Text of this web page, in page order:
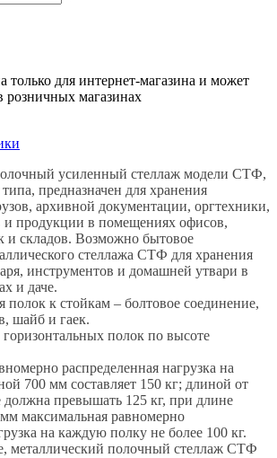
только для интернет-магазина и может
розничных магазинах
усиленный стеллаж модели СТФ,
предназначен для хранения
архивной документации, оргтехники,
и продукции в помещениях офисов,
и складов. Возможно бытовое
стеллажа СТФ для хранения
инструментов и домашней утвари в
и даче.
полок к стойкам – болтовое соединение,
шайб и гаек.
полок по высоте
распределенная нагрузка на
700 мм составляет 150 кг; длиной от
превышать 125 кг, при длине
максимальная равномерно
на каждую полку не более 100 кг.
металлический полочный стеллаж СТФ